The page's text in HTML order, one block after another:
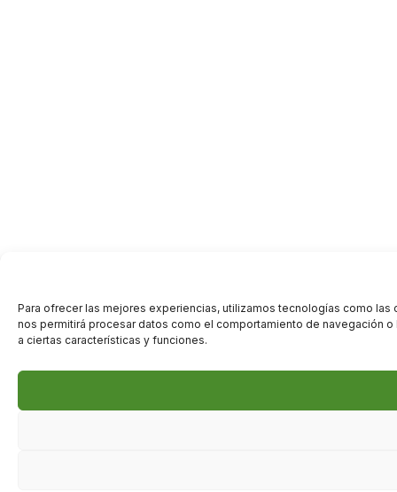
Para ofrecer las mejores experiencias, utilizamos tecnologías como
nos permitirá procesar datos como el comportamiento de navegación
a ciertas características y funciones.